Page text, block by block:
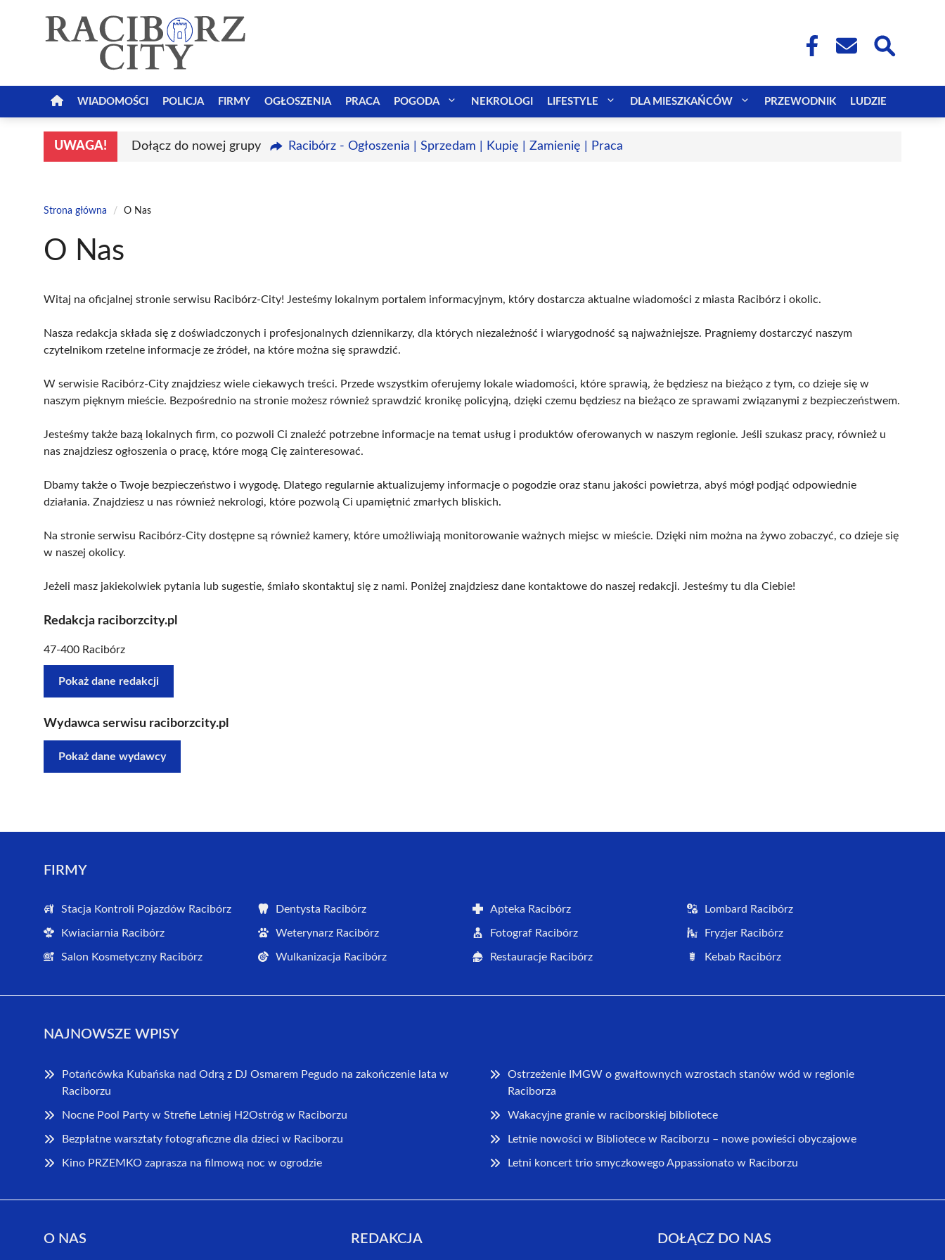
WIADOMOŚCI POLICJA FIRMY OGŁOSZENIA PRACA POGODA NEKROLOGI LIFESTYLE DLA MIESZKAŃCÓW PRZEWODNIK LUDZIE
UWAGA! Dołącz do nowej grupy Racibórz - Ogłoszenia | Sprzedam | Kupię | Zamienię | Praca
Strona główna / O Nas
O Nas
Witaj na oficjalnej stronie serwisu Racibórz-City! Jesteśmy lokalnym portalem informacyjnym, który dostarcza aktualne wiadomości z miasta Racibórz i okolic.
Nasza redakcja składa się z doświadczonych i profesjonalnych dziennikarzy, dla których niezależność i wiarygodność są najważniejsze. Pragniemy dostarczyć naszym
czytelnikom rzetelne informacje ze źródeł, na które można się sprawdzić.
W serwisie Racibórz-City znajdziesz wiele ciekawych treści. Przede wszystkim oferujemy lokale wiadomości, które sprawią, że będziesz na bieżąco z tym, co dzieje się w
naszym pięknym mieście. Bezpośrednio na stronie możesz również sprawdzić kronikę policyjną, dzięki czemu będziesz na bieżąco ze sprawami związanymi z bezpieczeństwem.
Jesteśmy także bazą lokalnych firm, co pozwoli Ci znaleźć potrzebne informacje na temat usług i produktów oferowanych w naszym regionie. Jeśli szukasz pracy, również u
nas znajdziesz ogłoszenia o pracę, które mogą Cię zainteresować.
Dbamy także o Twoje bezpieczeństwo i wygodę. Dlatego regularnie aktualizujemy informacje o pogodzie oraz stanu jakości powietrza, abyś mógł podjąć odpowiednie
działania. Znajdziesz u nas również nekrologi, które pozwolą Ci upamiętnić zmarłych bliskich.
Na stronie serwisu Racibórz-City dostępne są również kamery, które umożliwiają monitorowanie ważnych miejsc w mieście. Dzięki nim można na żywo zobaczyć, co dzieje się
w naszej okolicy.
Jeżeli masz jakiekolwiek pytania lub sugestie, śmiało skontaktuj się z nami. Poniżej znajdziesz dane kontaktowe do naszej redakcji. Jesteśmy tu dla Ciebie!
Redakcja raciborzcity.pl
47-400 Racibórz
Pokaż dane redakcji
Wydawca serwisu raciborzcity.pl
Pokaż dane wydawcy
FIRMY
Stacja Kontroli Pojazdów Racibórz Dentysta Racibórz Apteka Racibórz Lombard Racibórz
Kwiaciarnia Racibórz Weterynarz Racibórz Fotograf Racibórz Fryzjer Racibórz
Salon Kosmetyczny Racibórz Wulkanizacja Racibórz Restauracje Racibórz Kebab Racibórz
NAJNOWSZE WPISY
Potańcówka Kubańska nad Odrą z DJ Osmarem Pegudo na zakończenie lata w
Raciborzu
Ostrzeżenie IMGW o gwałtownych wzrostach stanów wód w regionie
Raciborza
Nocne Pool Party w Strefie Letniej H2Ostróg w Raciborzu Wakacyjne granie w raciborskiej bibliotece
Bezpłatne warsztaty fotograficzne dla dzieci w Raciborzu Letnie nowości w Bibliotece w Raciborzu – nowe powieści obyczajowe
Kino PRZEMKO zaprasza na filmową noc w ogrodzie Letni koncert trio smyczkowego Appassionato w Raciborzu
O NAS REDAKCJA DOŁĄCZ DO NAS